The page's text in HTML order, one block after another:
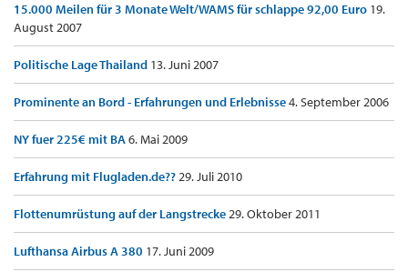
15.000 Meilen für 3 Monate Welt/WAMS für schlappe 92,00 Euro 19.
August 2007
Politische Lage Thailand 13. Juni 2007
Prominente an Bord - Erfahrungen und Erlebnisse4. September 2006
NY fuer 225€ mit BA6. Mai 2009
Erfahrung mit Flugladen.de??29. Juli 2010
Flottenumrüstung auf der Langstrecke29. Oktober 2011
Lufthansa Airbus A 380 17. Juni 2009